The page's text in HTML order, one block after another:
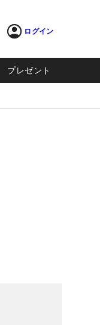
ログイン
プレゼント